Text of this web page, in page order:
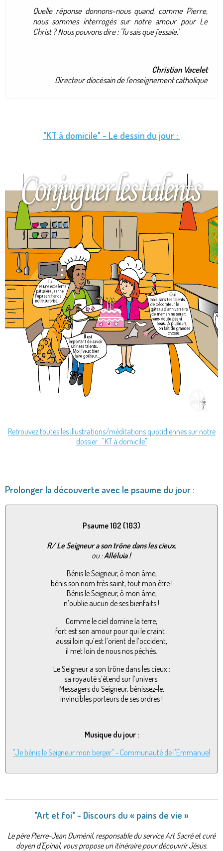
Quelle réponse donnons-nous quand, comme Pierre,
nous sommes interrogés sur notre amour pour Le
Christ ? Nous pouvons dire : 'Tu sais que j'essaie.'
Christian Vacelet
Directeur diocésain de l'enseignement catholique
"KT à domicile" - Le dessin du jour :
Retrouvez toutes les illustrations/méditations quotidiennes sur notre
dossier : "KT à domicile"
Prolonger la découverte avec le psaume du jour :
Psaume 102 (103)
R/Le Seigneur a son trône dans les cieux.
ou :Alléluia !
Bénis le Seigneur, ô mon âme,
bénis son nom très saint, tout mon être !
Bénis le Seigneur, ô mon âme,
n’oublie aucun de ses bienfaits !
Comme le ciel domine la terre,
fort est son amour pour qui le craint ;
aussi loin qu’est l’orient de l’occident,
il met loin de nous nos péchés.
Le Seigneur a son trône dans les cieux :
sa royauté s’étend sur l’univers.
Messagers du Seigneur, bénissez-le,
invincibles porteurs de ses ordres !
Musique du jour :
"Je bénis le Seigneur mon berger" - Communauté de l'Emmanuel
"Art et foi" - Discours du « pains de vie »
Le père Pierre-Jean Duménil, responsable du service Art Sacré et curé
doyen d'Epinal, vous propose un itinéraire pour découvrir Jésus.